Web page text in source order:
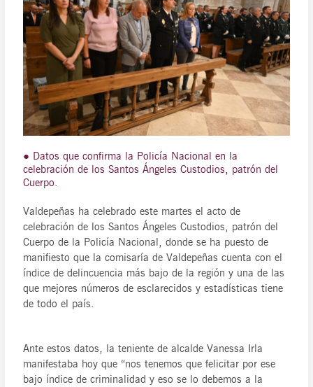
● Datos que confirma la Policía Nacional en la
celebración de los Santos Ángeles Custodios, patrón del
Cuerpo.
Valdepeñas ha celebrado este martes el acto de
celebración de los Santos Ángeles Custodios, patrón del
Cuerpo de la Policía Nacional, donde se ha puesto de
manifiesto que la comisaría de Valdepeñas cuenta con el
índice de delincuencia más bajo de la región y una de las
que mejores números de esclarecidos y estadísticas tiene
de todo el país.
Ante estos datos, la teniente de alcalde Vanessa Irla
manifestaba hoy que “nos tenemos que felicitar por ese
bajo índice de criminalidad y eso se lo debemos a la